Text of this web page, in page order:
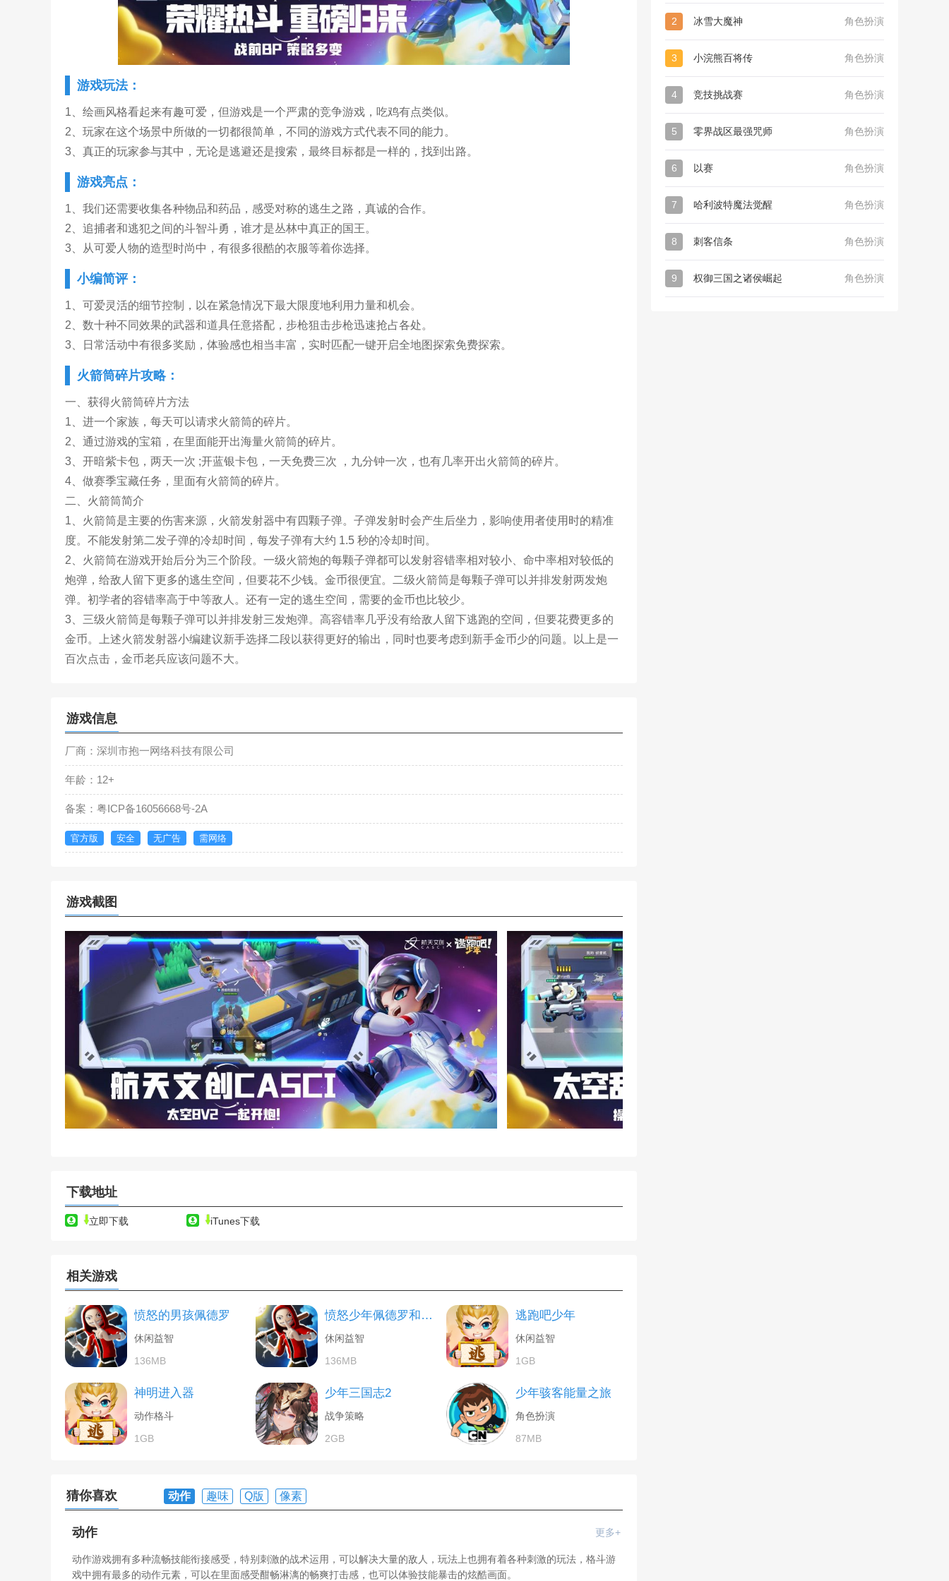
游戏玩法：
1、绘画风格看起来有趣可爱，但游戏是一个严肃的竞争游戏，吃鸡有点类似。
2、玩家在这个场景中所做的一切都很简单，不同的游戏方式代表不同的能力。
3、真正的玩家参与其中，无论是逃避还是搜索，最终目标都是一样的，找到出路。
游戏亮点：
1、我们还需要收集各种物品和药品，感受对称的逃生之路，真诚的合作。
2、追捕者和逃犯之间的斗智斗勇，谁才是丛林中真正的国王。
3、从可爱人物的造型时尚中，有很多很酷的衣服等着你选择。
小编简评：
1、可爱灵活的细节控制，以在紧急情况下最大限度地利用力量和机会。
2、数十种不同效果的武器和道具任意搭配，步枪狙击步枪迅速抢占各处。
3、日常活动中有很多奖励，体验感也相当丰富，实时匹配一键开启全地图探索免费探索。
火箭筒碎片攻略：
一、获得火箭筒碎片方法
1、进一个家族，每天可以请求火箭筒的碎片。
2、通过游戏的宝箱，在里面能开出海量火箭筒的碎片。
3、开暗紫卡包，两天一次 ;开蓝银卡包，一天免费三次 ，九分钟一次，也有几率开出火箭筒的碎片。
4、做赛季宝藏任务，里面有火箭筒的碎片。
二、火箭筒简介
1、火箭筒是主要的伤害来源，火箭发射器中有四颗子弹。子弹发射时会产生后坐力，影响使用者使用时的精准
度。不能发射第二发子弹的冷却时间，每发子弹有大约 1.5 秒的冷却时间。
2、火箭筒在游戏开始后分为三个阶段。一级火箭炮的每颗子弹都可以发射容错率相对较小、命中率相对较低的
炮弹，给敌人留下更多的逃生空间，但要花不少钱。金币很便宜。二级火箭筒是每颗子弹可以并排发射两发炮
弹。初学者的容错率高于中等敌人。还有一定的逃生空间，需要的金币也比较少。
3、三级火箭筒是每颗子弹可以并排发射三发炮弹。高容错率几乎没有给敌人留下逃跑的空间，但要花费更多的
金币。上述火箭发射器小编建议新手选择二段以获得更好的输出，同时也要考虑到新手金币少的问题。以上是一
百次点击，金币老兵应该问题不大。
游戏信息
厂商：深圳市抱一网络科技有限公司
年龄：12+
备案：粤ICP备16056668号-2A
官方版 安全 无广告 需网络
游戏截图
下载地址
立即下载 iTunes下载
相关游戏
愤怒的男孩佩德罗
休闲益智
136MB
愤怒少年佩德罗和他的朋友
休闲益智
136MB
逃跑吧少年
休闲益智
1GB
神明进入器
动作格斗
1GB
少年三国志2
战争策略
2GB
少年骇客能量之旅
角色扮演
87MB
猜你喜欢 动作 趣味 Q版 像素
动作 更多+
动作游戏拥有多种流畅技能衔接感受，特别刺激的战术运用，可以解决大量的敌人，玩法上也拥有着各种刺激的玩法，格斗游
戏中拥有最多的动作元素，可以在里面感受酣畅淋漓的畅爽打击感，也可以体验技能暴击的炫酷画面。
2 冰雪大魔神 角色扮演
3 小浣熊百将传 角色扮演
4 竞技挑战赛 角色扮演
5 零界战区最强咒师 角色扮演
6 以赛 角色扮演
7 哈利波特魔法觉醒 角色扮演
8 刺客信条 角色扮演
9 权御三国之诸侯崛起 角色扮演